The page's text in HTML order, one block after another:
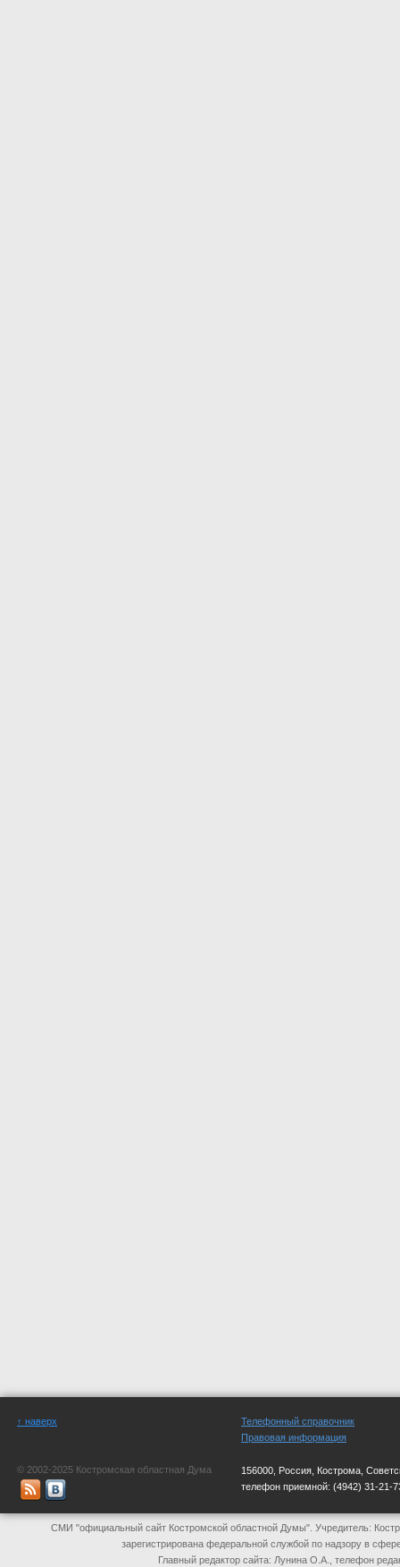
↑ наверх
© 2002-2025 Костромская областная Дума
Телефонный справочник
Правовая информация
156000, Россия, Кострома,
телефон приемной: (4942) 31-21-
СМИ "официальный сайт Костромской областной Думы". Учредитель:
зарегистрирована федеральной службой по надзору в
Главный редактор сайта: Лунина О.А., телефон